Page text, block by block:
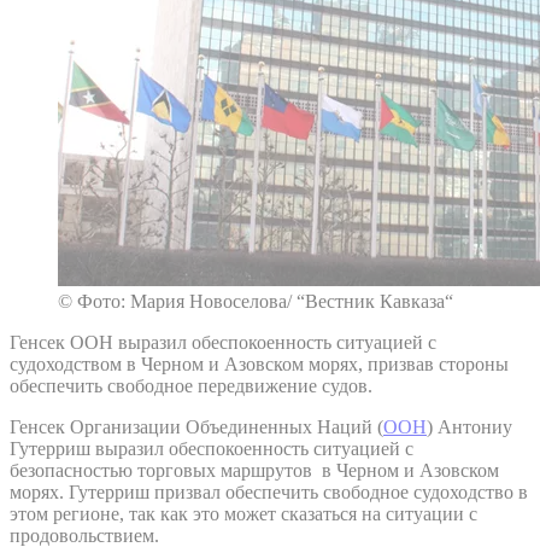
© Фото: Мария Новоселова/ “Вестник Кавказа“
Генсек ООН выразил обеспокоенность ситуацией с
судоходством в Черном и Азовском морях, призвав стороны
обеспечить свободное передвижение судов.
Генсек Организации Объединенных Наций (ООН) Антониу
Гутерриш выразил обеспокоенность ситуацией с
безопасностью торговых маршрутов в Черном и Азовском
морях. Гутерриш призвал обеспечить свободное судоходство в
этом регионе, так как это может сказаться на ситуации с
продовольствием.